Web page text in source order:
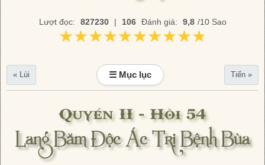
Lượt đọc: 827230 | 106 Đánh giá: 9,8 /10 Sao
★★★★★★★★★★
★★★★★★★★★★
« Lùi ☰ Mục lục Tiến »
Quyển II - Hồi 54
Lang Băm Độc Ác Trị Bệnh Bùa